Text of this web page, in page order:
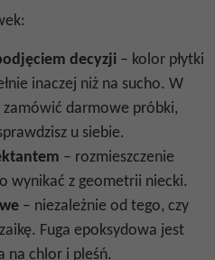
decyzji – kolor płytki
inaczej niż na sucho. W
zamówić darmowe próbki,
u siebie.
– rozmieszczenie
wynikać z geometrii niecki.
– niezależnie od tego, czy
Fuga epoksydowa jest
na chlor i pleśń.